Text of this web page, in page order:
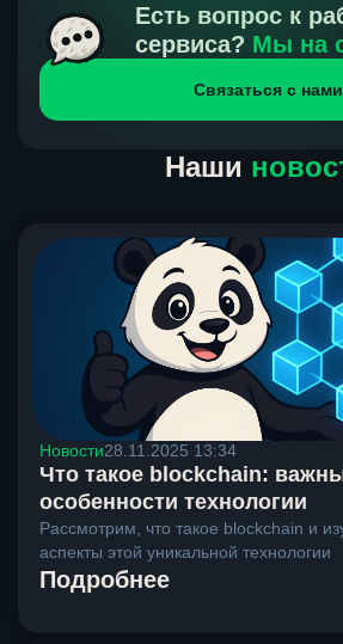
получения нами средств от тебя, а на
направлений курс, указанный на
окончательным. Если
чат на сайте, мы поможем
Есть вопрос к
сервиса? Мы на
Связаться с нами
Наши
Новости28.11.2025 13:34
Что такое blockchain:
особенности технологии
Рассмотрим, что такое blockchain и
аспекты этой уникальной технологии
Подробнее